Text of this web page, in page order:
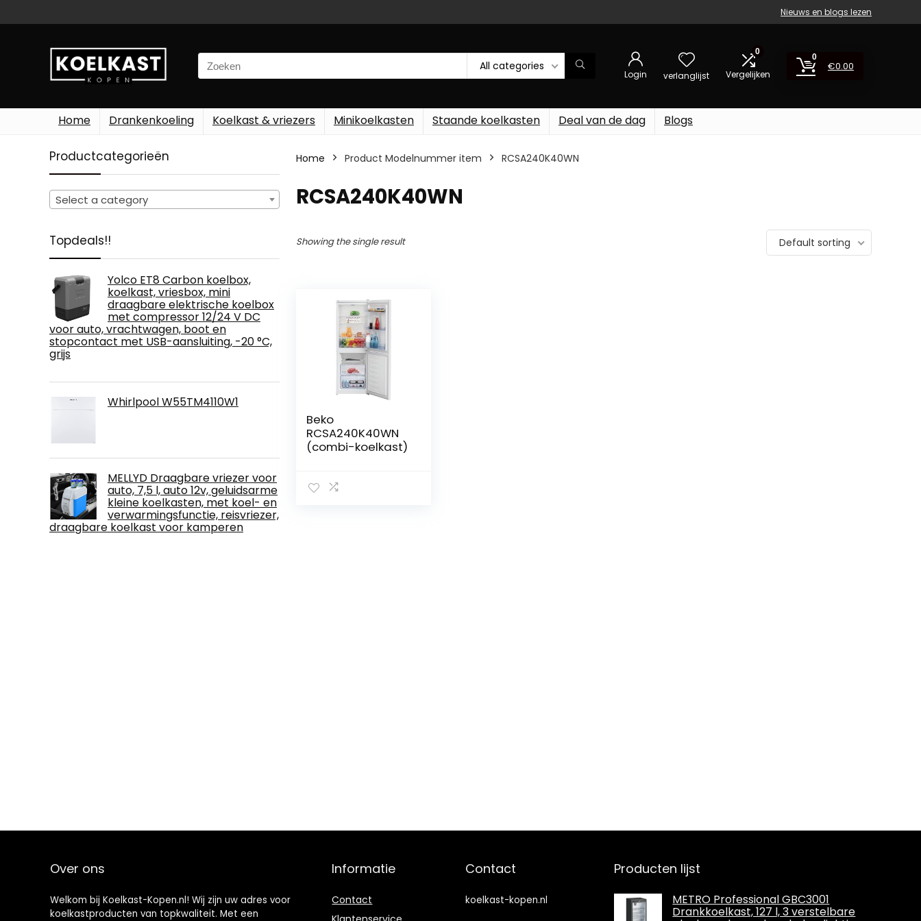
Nieuws en blogs lezen
Search
for:
All categories
Login verlanglijst
0
Vergelijken
0
€0.00
Home Drankenkoeling Koelkast & vriezers Minikoelkasten Staande koelkasten Deal van de dag Blogs
Productcategorieën
Select a category
Topdeals!!
Yolco ET8 Carbon koelbox,
koelkast, vriesbox, mini
draagbare elektrische koelbox
met compressor 12/24 V DC
voor auto, vrachtwagen, boot en
stopcontact met USB-aansluiting, -20 °C,
grijs
Whirlpool W55TM4110W1
MELLYD Draagbare vriezer voor
auto, 7,5 l, auto 12v, geluidsarme
kleine koelkasten, met koel- en
verwarmingsfunctie, reisvriezer,
draagbare koelkast voor kamperen
Home Product Modelnummer item ‎RCSA240K40WN
‎RCSA240K40WN
Showing the single result Default sorting
Beko
RCSA240K40WN
(combi-koelkast)
Over ons
Welkom bij Koelkast-Kopen.nl! Wij zijn uw adres voor
koelkastproducten van topkwaliteit. Met een
Informatie
Contact
Contact
koelkast-kopen.nl
Producten lijst
METRO Professional GBC3001
Drankkoelkast, 127 l, 3 verstelbare